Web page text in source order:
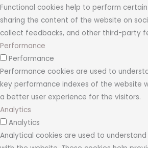
Functional cookies help to perform
sharing the content of the website on
collect feedbacks, and other third-party
Performance
Performance
Performance cookies are used to
key performance indexes of the website
a better user experience for the visitors.
Analytics
Analytics
Analytical cookies are used to